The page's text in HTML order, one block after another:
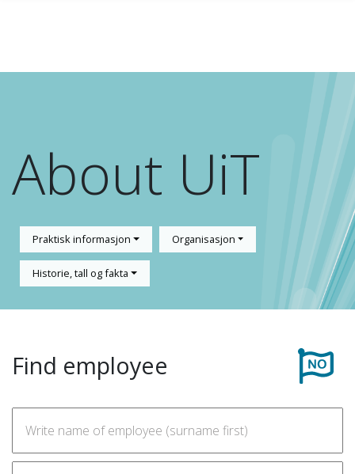
About UiT
Praktisk informasjon Organisasjon
Historie, tall og fakta
Find employee